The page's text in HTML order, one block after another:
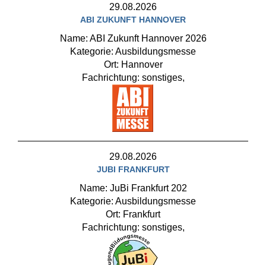
29.08.2026
ABI ZUKUNFT HANNOVER
Name: ABI Zukunft Hannover 2026
Kategorie: Ausbildungsmesse
Ort: Hannover
Fachrichtung: sonstiges,
29.08.2026
JUBI FRANKFURT
Name: JuBi Frankfurt 202
Kategorie: Ausbildungsmesse
Ort: Frankfurt
Fachrichtung: sonstiges,